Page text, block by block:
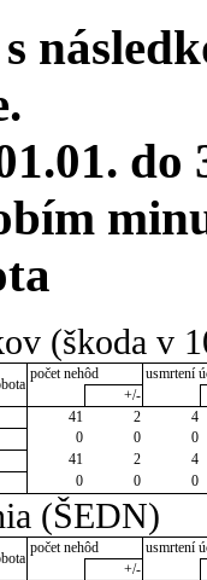
do
(škoda v
počet nehôd
usmrtení
+/-
41 2
4
0 0
0
41 2
4
0 0 0
(ŠEDN)
počet nehôd
usmrtení
+/-